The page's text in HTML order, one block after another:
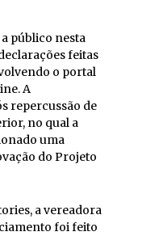
público nesta
feitas
o portal
A
repercussão de
no qual a
uma
do Projeto
a vereadora
foi feito